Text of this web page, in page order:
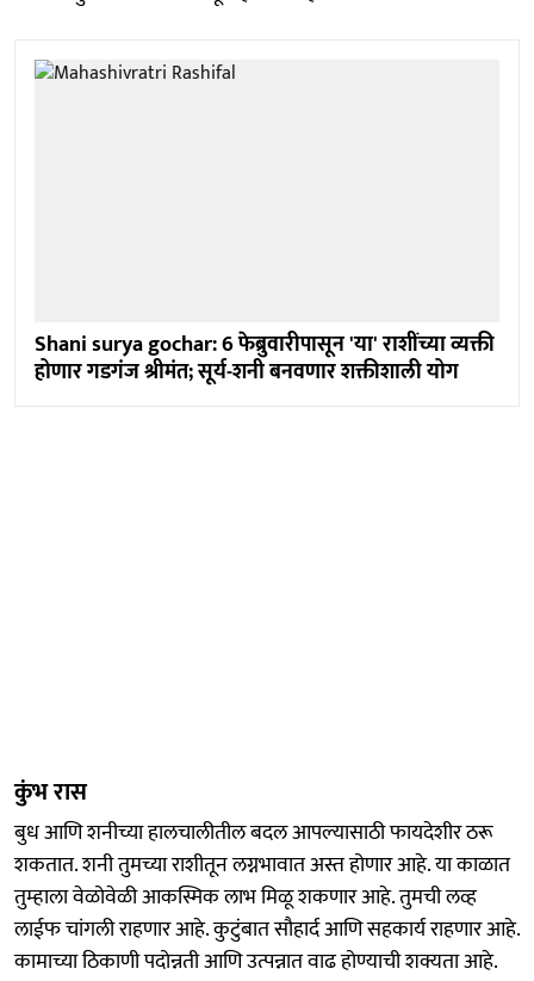
Shani surya gochar: 6 फेब्रुवारीपासून 'या' राशींच्या व्यक्ती
होणार गडगंज श्रीमंत; सूर्य-शनी बनवणार शक्तीशाली योग
कुंभ रास
बुध आणि शनीच्या हालचालीतील बदल आपल्यासाठी फायदेशीर ठरू
शकतात. शनी तुमच्या राशीतून लग्नभावात अस्त होणार आहे. या काळात
तुम्हाला वेळोवेळी आकस्मिक लाभ मिळू शकणार आहे. तुमची लव्ह
लाईफ चांगली राहणार आहे. कुटुंबात सौहार्द आणि सहकार्य राहणार आहे.
कामाच्या ठिकाणी पदोन्नती आणि उत्पन्नात वाढ होण्याची शक्यता आहे.